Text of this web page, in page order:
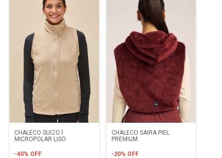
CHALECO SUIZO I
MICROPOLAR LISO
-40% OFF
CHALECO SAIRA PIEL
PREMIUM
-20% OFF